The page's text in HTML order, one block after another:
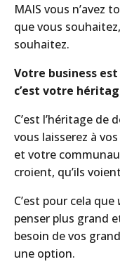
MAIS vous n’avez
que vous
souhaitez.
Votre business est
c’est votre
C’est l’héritage
vous laisserez à
et votre
croient, qu’ils
C’est pour cela que
penser plus grand
besoin de vos
une option.